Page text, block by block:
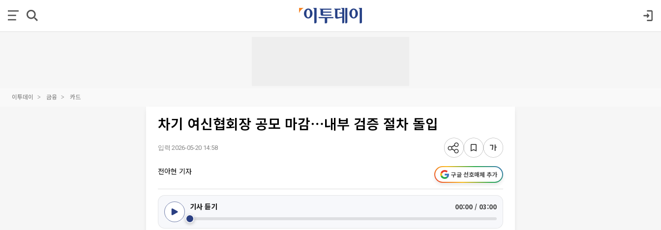
이투데이 금융 카드
차기 여신협회장 공모 마감⋯내부 검증 절차 돌입
입력 2026-05-20 14:58
전아현 기자 구글 선호매체 추가
기사 듣기 00:00 / 03:00